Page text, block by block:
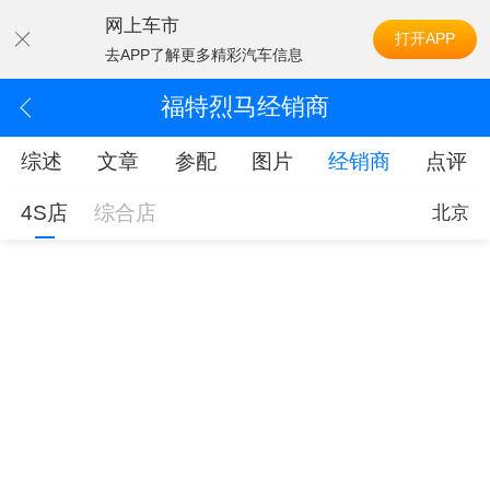
网上车市
去APP了解更多精彩汽车信息
打开APP
福特烈马经销商
综述 文章 参配 图片 经销商 点评
4S店 综合店 北京